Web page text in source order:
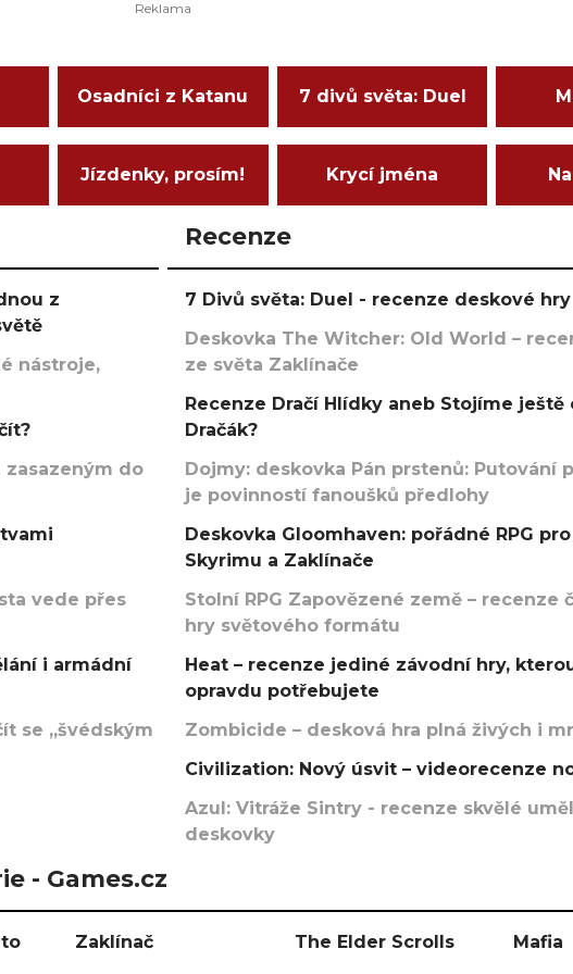
Osadníci z Katanu 7 divů světa: Duel
Jízdenky, prosím! Krycí jména
z
nástroje,
zasazeným do
vede přes
i armádní
se „švédským
Recenze
7 Divů světa: Duel - recenze deskové hry
Deskovka The Witcher: Old World –
ze světa Zaklínače
Recenze Dračí Hlídky aneb Stojíme ještě
Dračák?
Dojmy: deskovka Pán prstenů: Putování
je povinností fanoušků předlohy
Deskovka Gloomhaven: pořádné RPG
Skyrimu a Zaklínače
Stolní RPG Zapovězené země – recenze
hry světového formátu
Heat – recenze jediné závodní hry,
opravdu potřebujete
Zombicide – desková hra plná živých i
Civilization: Nový úsvit – videorecenze
Azul: Vitráže Sintry - recenze skvělé
deskovky
- Games.cz
Zaklínač The Elder Scrolls Mafia